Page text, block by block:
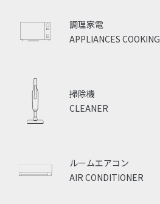
APPLIANCES COOKING
調理家電
CLEANER
掃除機
AIR CONDITIONER
ルームエアコン